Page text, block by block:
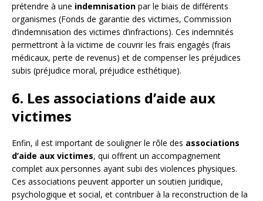
prétendre à une indemnisation par le biais de différents
organismes (Fonds de garantie des victimes, Commission
d’indemnisation des victimes d’infractions). Ces indemnités
permettront à la victime de couvrir les frais engagés (frais
médicaux, perte de revenus) et de compenser les préjudices
subis (préjudice moral, préjudice esthétique).
6. Les associations d’aide aux
victimes
Enfin, il est important de souligner le rôle des associations
d’aide aux victimes, qui offrent un accompagnement
complet aux personnes ayant subi des violences physiques.
Ces associations peuvent apporter un soutien juridique,
psychologique et social, et contribuer à la reconstruction de la